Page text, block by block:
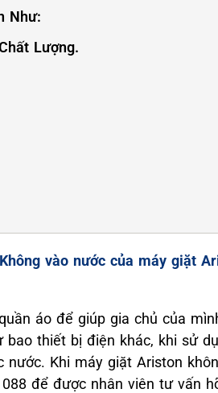
Như:
Lượng.
vào nước của máy giặt
áo để giúp gia chủ của
thiết bị điện khác, khi sử
Khi máy giặt Ariston
để được nhân viên tư vấn